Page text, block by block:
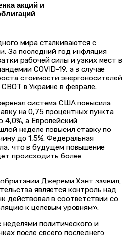
акций и
мира сталкиваются с
За последний год инфляция
рабочей силы и узких мест в
COVID-19, а в случае
стоимости энергоносителей
в Украине в феврале.
система США повысила
на 0,75 процентных пункта
4,0%, а Европейский
неделе повысил ставку по
до 1,5%. Федеральная
что в будущем повышение
происходить более
Джереми Хант заявил,
является контроль над
действовал в соответствии со
к целевым уровням».
неделями политического и
после своего последнего